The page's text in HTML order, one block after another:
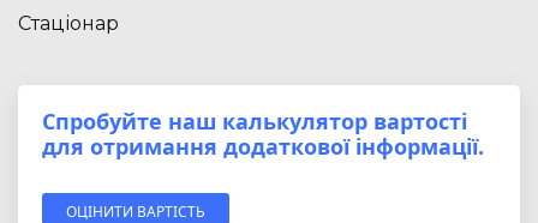
Стаціонар
Спробуйте наш калькулятор вартості
для отримання додаткової інформації.
ОЦІНИТИ ВАРТІСТЬ